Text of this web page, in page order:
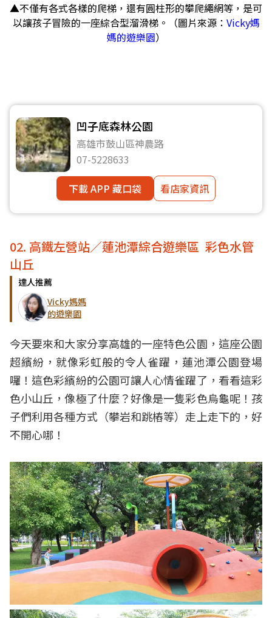
▲不僅有各式各樣的爬梯，還有圓柱形的攀爬繩網等，是可
以讓孩子冒險的一座綜合型溜滑梯。（圖片來源： Vicky媽
媽的遊樂園）
凹子底森林公園
高雄市鼓山區神農路
07-5228633
下載 APP 藏口袋
看店家資訊
02. 高鐵左營站／蓮池潭綜合遊樂區 彩色水管
山丘
達人推薦
Vicky媽媽
的遊樂園
今天要來和大家分享高雄的一座特色公園，這座公園
超繽紛，就像彩虹般的令人雀躍，蓮池潭公園登場
囉！這色彩繽紛的公園可讓人心情雀躍了，看看這彩
色小山丘，像極了什麼？好像是一隻彩色烏龜呢！孩
子們利用各種方式（攀岩和跳樁等）走上走下的，好
不開心哪！